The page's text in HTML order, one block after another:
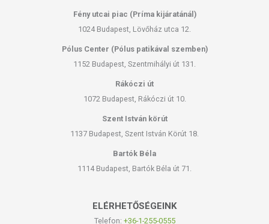
Fény utcai piac (Príma kijáratánál)
1024 Budapest, Lövőház utca 12.
Pólus Center (Pólus patikával szemben)
1152 Budapest, Szentmihályi út 131.
Rákóczi út
1072 Budapest, Rákóczi út 10.
Szent István körút
1137 Budapest, Szent István Körút 18.
Bartók Béla
1114 Budapest, Bartók Béla út 71.
ELÉRHETŐSÉGEINK
Telefon: +36-1-255-0555